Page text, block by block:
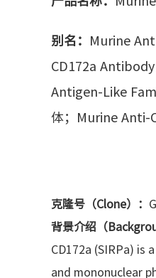
别名：
Murine
CD172a
Antigen-Like
体；Murine Anti-
克隆号（Clone）：
背景介绍（
CD172a (SIRPa) is
and mononuclear